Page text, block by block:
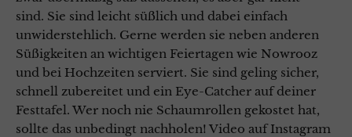
sind. Sie sind leicht süßlich und dabei einfach
unwiderstehlich. Gerne werden sie neben anderen
Süßigkeiten an wichtigen Feiertagen wie Nowrooz
und bei Hochzeiten serviert. Sie sind geling sicher,
schnell zubereitet und ein Eye-Catcher auf deiner
Festtafel. Wer noch nie Schaumrollen gekostet hat,
sollte das unbedingt nachholen! Video auf Instagram